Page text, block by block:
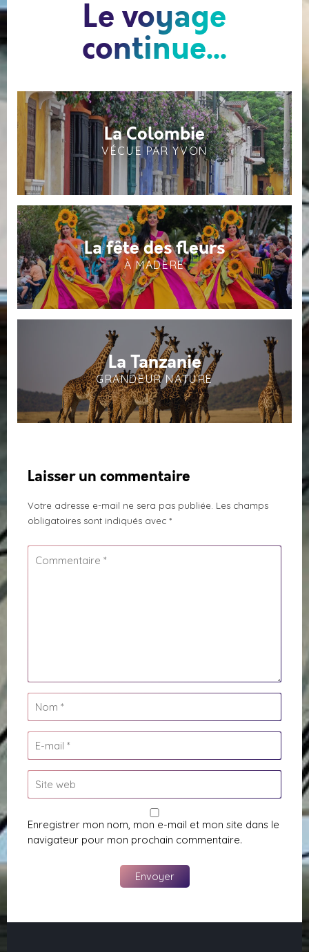
Le voyage
continue...
La Colombie
VÉCUE PAR YVON
La fête des fleurs
À MADÈRE
La Tanzanie
GRANDEUR NATURE
Laisser un commentaire
Votre adresse e-mail ne sera pas publiée. Les champs
obligatoires sont indiqués avec *
Enregistrer mon nom, mon e-mail et mon site dans le
navigateur pour mon prochain commentaire.